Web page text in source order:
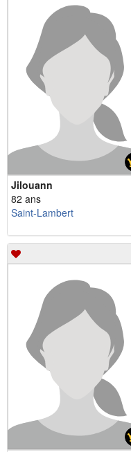
Jilouann
82 ans
Saint-Lambert